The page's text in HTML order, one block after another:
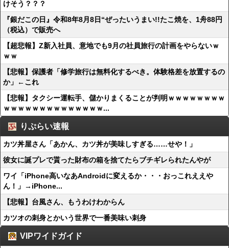
けそう？？？
『銀だこの日』令和8年8月8日“ぜったいうまい!!たこ焼を、1舟88円
（税込）で販売へ
【超悲報】Z新入社員、意地でも9月の社員旅行の計画をやらないｗ
ｗｗ
【悲報】保護者「修学旅行は無料化するべき。体験格差を放置するの
か」←これ
【悲報】タクシー運転手、儲かりまくることが判明ｗｗｗｗｗｗｗｗ
ｗｗｗｗｗｗｗｗｗｗｗｗｗｗ...
りぷらい速報
カツ丼屋さん「あかん、カツ丼が美味しすぎる……せや！」
彼女に誕プレで貰った財布の箱を捨てたらブチギレられたんやが
ワイ「iPhone高いなあAndroidに変えるか・・・おっこれええや
ん！」→iPhone...
【悲報】台風さん、もうわけわからん
カツオの刺身とかいう世界で一番美味い刺身
VIPワイドガイド